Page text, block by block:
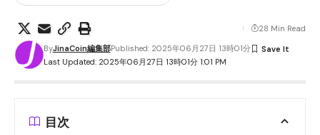
Last Updated: 2025年06月27日 13時01分 1:01 PM
ByJinaCoin編集部Published: 2025年06月27日 13時01分
28 Min Read
目次